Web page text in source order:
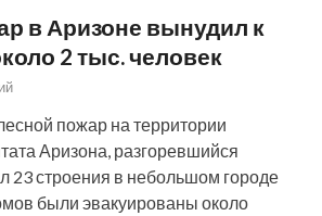
в Аризоне вынудил к
2 тыс. человек
пожар на территории
Аризона, разгоревшийся
23 строения в небольшом городе
были эвакуированы около